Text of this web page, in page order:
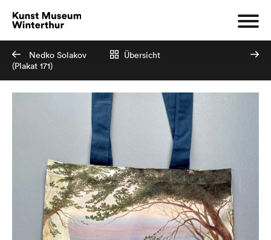
Nedko Solakov
(Plakat 171)
Übersicht